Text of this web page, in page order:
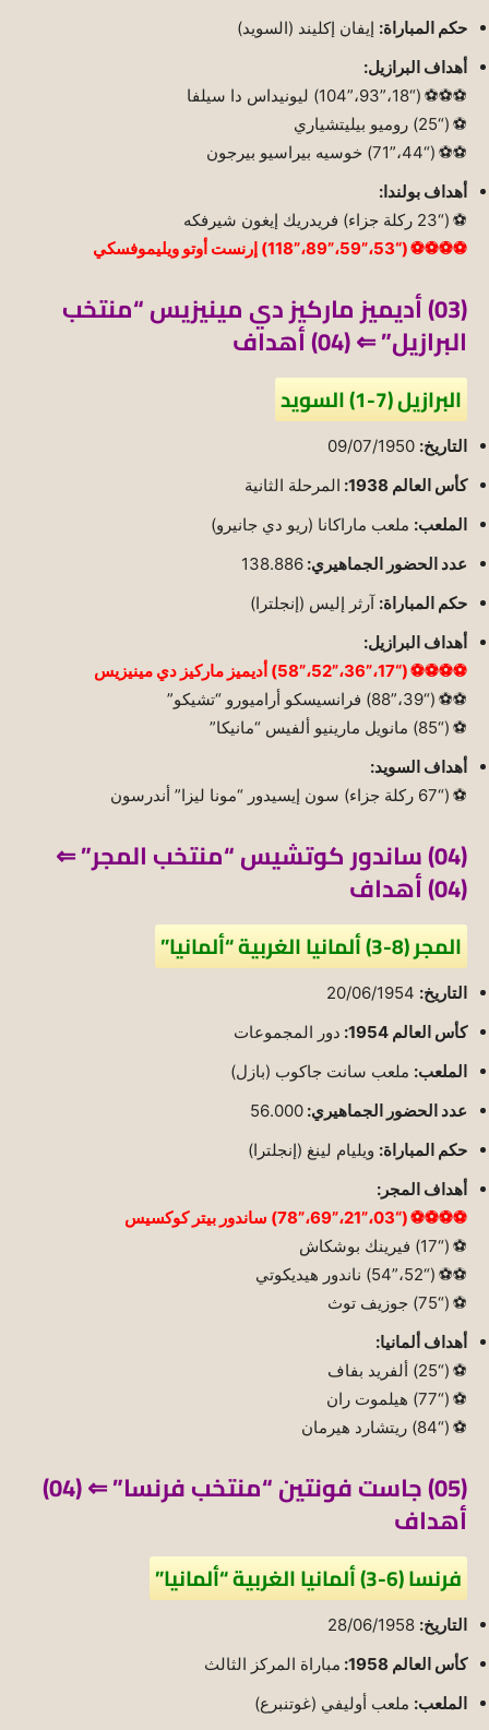
حكم المباراة: إيفان إكليند (السويد)
أهداف البرازيل:
⚽⚽⚽ (“18،”93،”104) ليونيداس دا سيلفا
⚽ (“25) روميو بيليتشياري
⚽⚽ (“44،”71) خوسيه بيراسيو بيرجون
أهداف بولندا:
⚽ (“23 ركلة جزاء) فريدريك إيغون شيرفكه
⚽⚽⚽⚽ (“53،”59،”89،”118) إرنست أوتو ويليموفسكي
(03) أديميز ماركيز دي مينيزيس “منتخب
البرازيل” ⇐ (04) أهداف
البرازيل (7-1) السويد
التاريخ:
كأس العالم 1938:
المرحلة الثانية
الملعب: ملعب ماراكانا (ريو دي جانيرو)
عدد الحضور الجماهيري: 138.886
حكم المباراة: آرثر إليس (إنجلترا)
أهداف البرازيل:
⚽⚽⚽⚽ (“17،”36،”52،”58) أديميز ماركيز دي مينيزيس
⚽⚽ (“39،”88) فرانسيسكو أراميورو “تشيكو”
⚽ (“85) مانويل مارينيو ألفيس “مانيكا”
أهداف السويد:
⚽ (“67 ركلة جزاء) سون إيسيدور “مونا ليزا” أندرسون
(04) ساندور كوتشيس “منتخب المجر” ⇐
(04) أهداف
المجر (8-3) ألمانيا الغربية “ألمانيا”
التاريخ:
كأس العالم 1954:
دور المجموعات
الملعب: ملعب سانت جاكوب (بازل)
عدد الحضور الجماهيري: 56.000
حكم المباراة: ويليام لينغ (إنجلترا)
أهداف المجر:
⚽⚽⚽⚽ (“03،”21،”69،”78) ساندور بيتر كوكسيس
⚽ (“17) فيرينك بوشكاش
⚽⚽ (“52،”54) ناندور هيديكوتي
⚽ (“75) جوزيف توث
أهداف ألمانيا:
⚽ (“25) ألفريد بفاف
⚽ (“77) هيلموت ران
⚽ (“84) ريتشارد هيرمان
(05) جاست فونتين “منتخب فرنسا” ⇐ (04)
أهداف
فرنسا (6-3) ألمانيا الغربية “ألمانيا”
التاريخ:
كأس العالم 1958:
مباراة المركز الثالث
الملعب: ملعب أوليفي (غوتنبرع)